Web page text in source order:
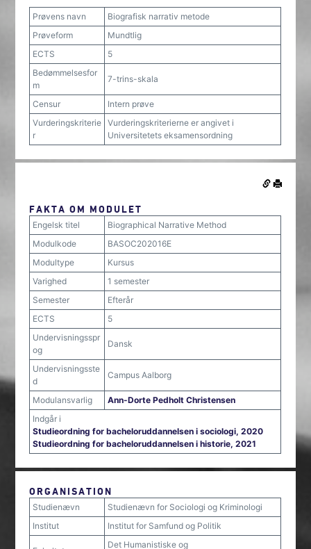
Prøvens navn
Biografisk narrativ metode
Prøveform
Mundtlig
ECTS
5
Bedømmelsesfor
m
7-trins-skala
Censur
Intern prøve
Vurderingskriterie
r
Vurderingskriterierne er angivet i
Universitetets eksamensordning
FAKTA OM MODULET
Engelsk titel
Biographical Narrative Method
Modulkode
BASOC202016E
Modultype
Kursus
Varighed
1 semester
Semester
Efterår
ECTS
5
Undervisningsspr
og
Dansk
Undervisningsste
d
Campus Aalborg
Modulansvarlig
Ann-Dorte Pedholt Christensen
Indgår i
Studieordning for bacheloruddannelsen i sociologi, 2020
Studieordning for bacheloruddannelsen i historie, 2021
ORGANISATION
Studienævn
Studienævn for Sociologi og Kriminologi
Institut
Institut for Samfund og Politik
Det Humanistiske og